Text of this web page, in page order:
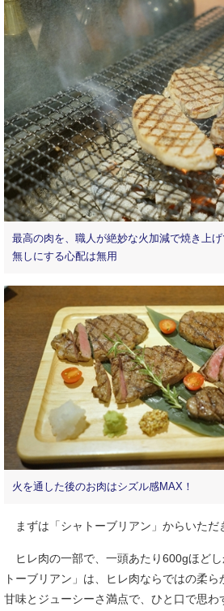
最高の肉を、職人が絶妙な火加減で焼き上
無しにする心配は無用
火を通した後のお肉はシズル感MAX！
まずは「シャトーブリアン」からいただ
ヒレ肉の一部で、一頭あたり600gほど
トーブリアン」は、ヒレ肉ならではの柔
甘味とジューシーさ満点で、ひと口で思わ